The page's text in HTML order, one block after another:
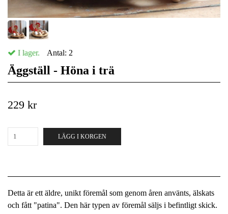
I lager. Antal: 2
Äggställ - Höna i trä
229 kr
LÄGG I KORGEN
Detta är ett äldre, unikt föremål som genom åren använts, älskats
och fått "patina". Den här typen av föremål säljs i befintligt skick.